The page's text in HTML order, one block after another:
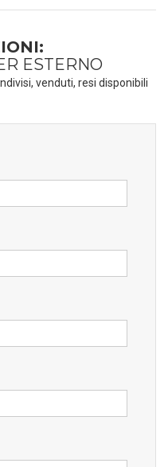
ESTERNO
venduti, resi disponibili